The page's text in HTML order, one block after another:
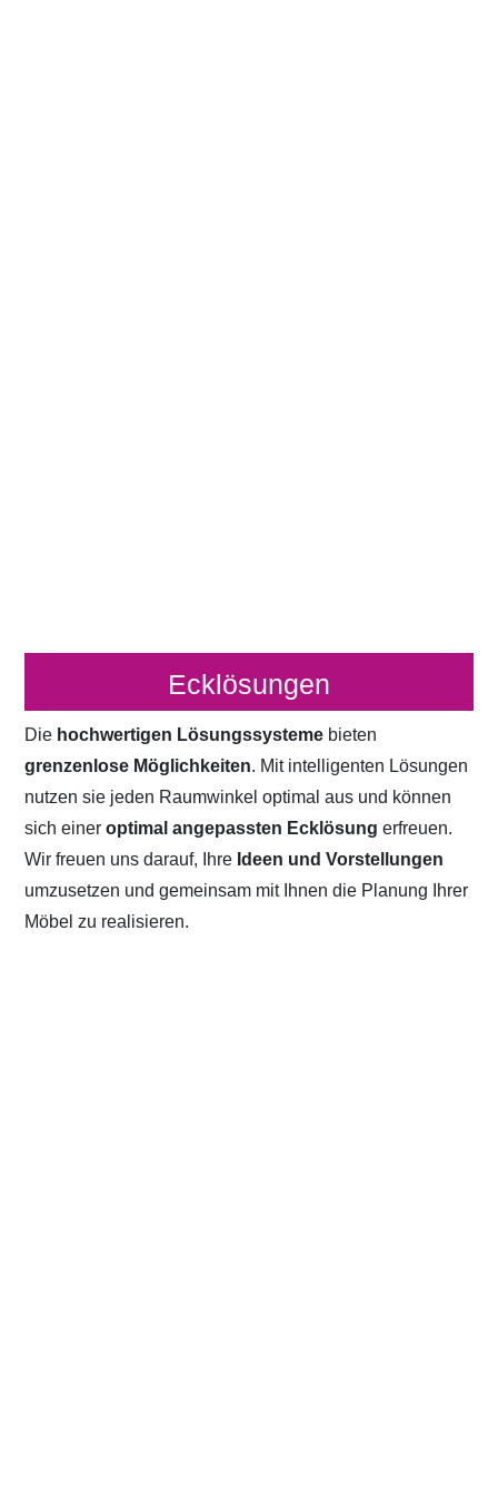
Ecklösungen
Die hochwertigen Lösungssysteme bieten
grenzenlose Möglichkeiten. Mit intelligenten Lösungen
nutzen sie jeden Raumwinkel optimal aus und können
sich eineroptimal angepassten Ecklösung erfreuen.
Wir freuen uns darauf, Ihre Ideen und Vorstellungen
umzusetzen und gemeinsam mit Ihnen die Planung Ihrer
Möbel zu realisieren.